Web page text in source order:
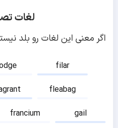
لغات
اگر معنی این لغات رو بلد
filar
fleabag
francium
gail